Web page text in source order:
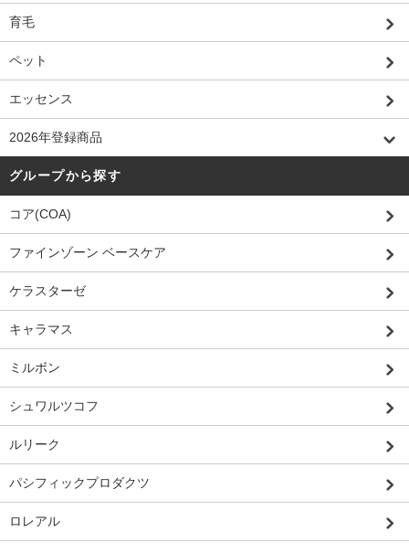
育毛
ペット
エッセンス
2026年登録商品
グループから探す
コア(COA)
ファインゾーン ベースケア
ケラスターゼ
キャラマス
ミルボン
シュワルツコフ
ルリーク
パシフィックプロダクツ
ロレアル